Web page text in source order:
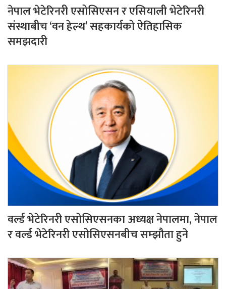
नेपाल भेटेरिनरी एसोसिएसन र एसियाली भेटेरिनरी
संस्थाबीच ‘वन हेल्थ’ सहकार्यको ऐतिहासिक
समझदारी
वर्ल्ड भेटेरिनरी एसोसिएसनका अध्यक्ष नेपालमा, नेपाल
र वर्ल्ड भेटेरिनरी एसोसिएसनबीच सम्झौता हुने